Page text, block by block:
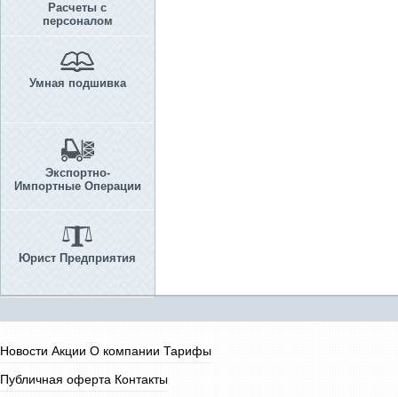
Расчеты с
персоналом
Умная подшивка
Экспортно-
Импортные Операции
Юрист Предприятия
Новости Акции О компании Тарифы
Публичная оферта Контакты